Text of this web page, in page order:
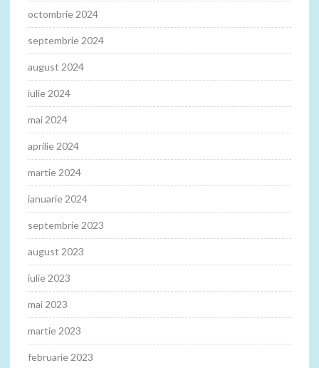
octombrie 2024
septembrie 2024
august 2024
iulie 2024
mai 2024
aprilie 2024
martie 2024
ianuarie 2024
septembrie 2023
august 2023
iulie 2023
mai 2023
martie 2023
februarie 2023